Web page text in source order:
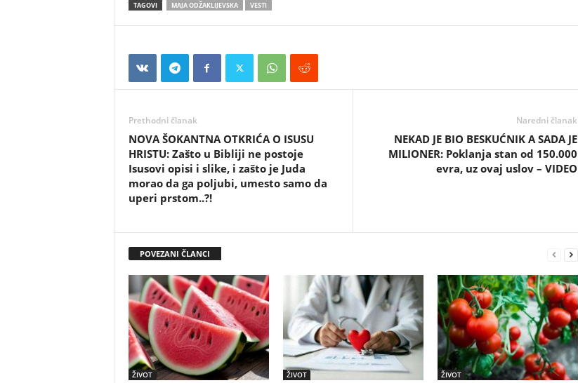
TAGOVI MAJA ODŽAKLIJEVSKA VESTI
Prethodni članak
NOVA ŠOKANTNA OTKRIĆA O ISUSU
HRISTU: Zašto u Bibliji ne postoje
Isusovi opisi i slike, i zašto je Juda
morao da ga poljubi, umesto samo da
uperi prstom..?!
Naredni članak
NЕKАD ЈЕ BIО BЕSKUĆNIK А SADA JE
МILIОNЕR: Pоklаnjа stаn оd 150.000
еvrа, uz оvај uslоv – VIDЕО
POVEZANI ČLANCI
ŽIVOT ŽIVOT ŽIVOT